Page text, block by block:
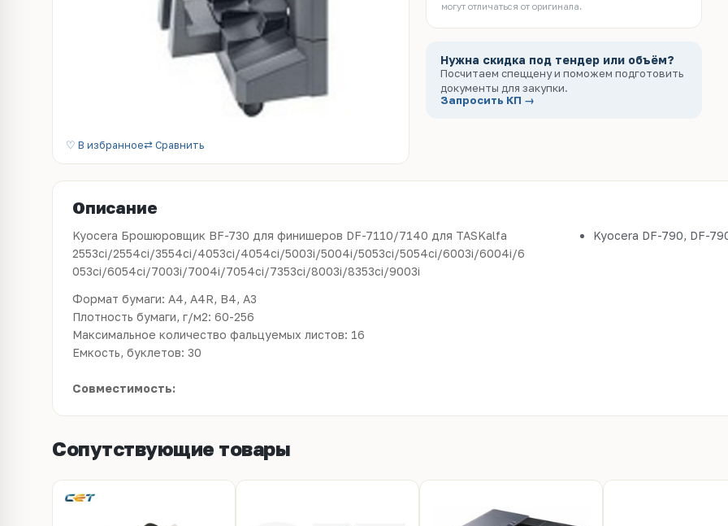
♡ В избранное⇄ Сравнить
могут отличаться от оригинала.
Нужна скидка под тендер или объём?
Посчитаем спеццену и поможем подготовить
документы для закупки.
Запросить КП →
Описание
Kyocera Брошюровщик BF-730 для финишеров DF-7110/7140 для TASKalfa
2553ci/2554ci/3554ci/4053ci/4054ci/5003i/5004i/5053ci/5054ci/6003i/6004i/6
053ci/6054ci/7003i/7004i/7054ci/7353ci/8003i/8353ci/9003i
Формат бумаги: A4, A4R, B4, A3
Плотность бумаги, г/м2: 60-256
Максимальное количество фальцуемых листов: 16
Емкость, буклетов: 30
Совместимость:
Kyocera DF-790, DF-
Сопутствующие товары